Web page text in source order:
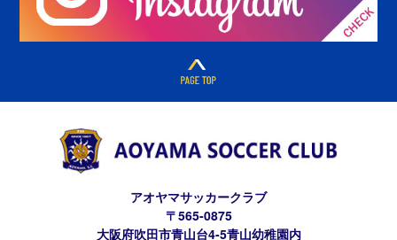
アオヤマサッカークラブ
〒565-0875
大阪府吹田市青山台4-5青山幼稚園内